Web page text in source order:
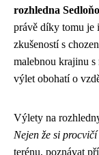
rozhledna
právě díky tomu je
zkušeností s
malebnou krajinu
výlet obohatí o
Výlety na
Nejen že si
terénu, poznávat